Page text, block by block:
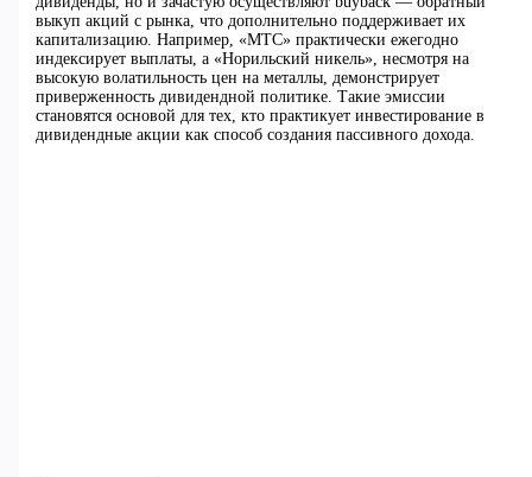
выкуп акций с рынка, что дополнительно поддерживает их
капитализацию. Например, «МТС» практически ежегодно
индексирует выплаты, а «Норильский никель», несмотря на
высокую волатильность цен на металлы, демонстрирует
приверженность дивидендной политике. Такие эмиссии
становятся основой для тех, кто практикует инвестирование в
дивидендные акции как способ создания пассивного дохода.